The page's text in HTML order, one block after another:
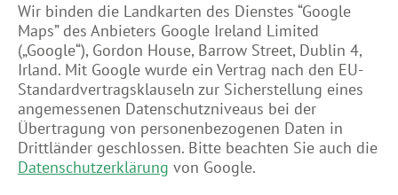
Wir binden die Landkarten des Dienstes “Google
Maps” des Anbieters Google Ireland Limited
(„Google“), Gordon House, Barrow Street, Dublin 4,
Irland. Mit Google wurde ein Vertrag nach den EU-
Standardvertragsklauseln zur Sicherstellung eines
angemessenen Datenschutzniveaus bei der
Übertragung von personenbezogenen Daten in
Drittländer geschlossen. Bitte beachten Sie auch die
Datenschutzerklärung von Google.